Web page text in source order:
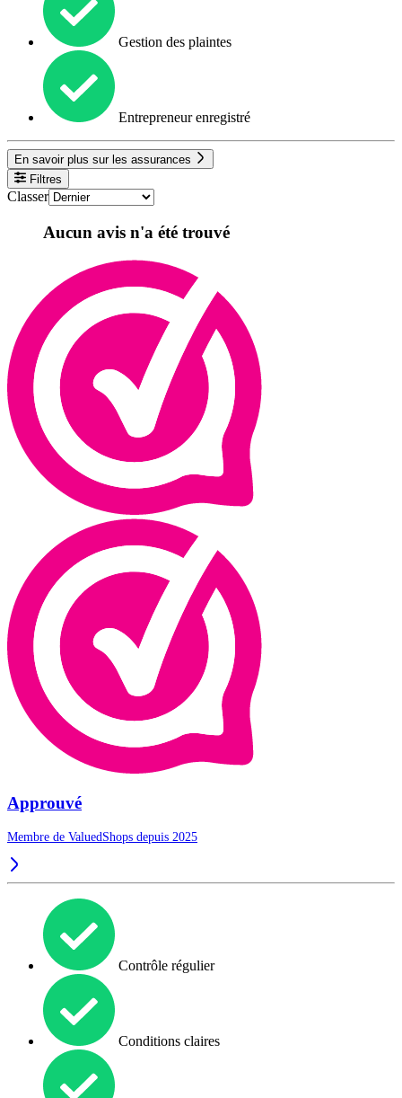
Gestion des plaintes
Entrepreneur enregistré
En savoir plus sur les assurances
Filtres
Classer
Aucun avis n'a été trouvé
Approuvé
Membre de ValuedShops depuis 2025
Contrôle régulier
Conditions claires